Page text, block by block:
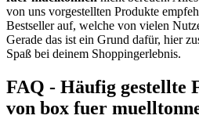
von uns vorgestellten Produkte
Bestseller auf, welche von vielen
Gerade das ist ein Grund dafür, hier
Spaß bei deinem Shoppingerlebnis.
FAQ - Häufig gestellte
von box fuer